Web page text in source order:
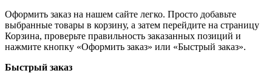
Оформить заказ на нашем сайте легко. Просто добавьте
выбранные товары в корзину, а затем перейдите на страницу
Корзина, проверьте правильность заказанных позиций и
нажмите кнопку «Оформить заказ» или «Быстрый заказ».
Быстрый заказ